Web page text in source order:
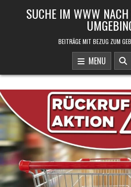
SUCHE IM WWW
BEITRÄGE MIT BEZUG ZUM
MENU